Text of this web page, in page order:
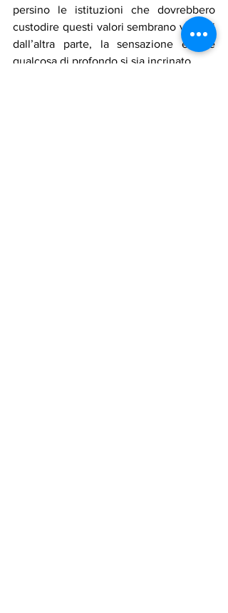
persino le istituzioni che dovrebbero
custodire questi valori sembrano voltarsi
dall’altra parte, la sensazione è che
qualcosa di profondo si sia incrinato.